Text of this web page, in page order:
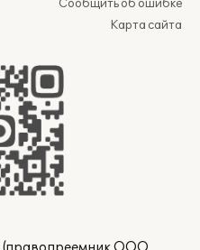
Сообщить об ошибке
Карта сайта